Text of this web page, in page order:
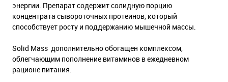
энергии. Препарат содержит солидную порцию
концентрата сывороточных протеинов, который
способствует росту и поддержанию мышечной массы.
Solid Mass дополнительно обогащен комплексом,
облегчающим пополнение витаминов в ежедневном
рационе питания.